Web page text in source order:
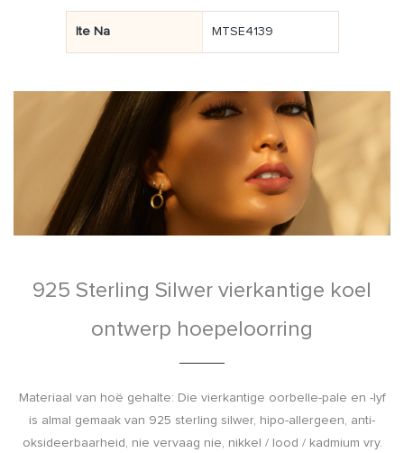
Ite Na MTSE4139
925 Sterling Silwer vierkantige koel
ontwerp hoepeloorring
Materiaal van hoë gehalte: Die vierkantige oorbelle-pale en -lyf
is almal gemaak van 925 sterling silwer, hipo-allergeen, anti-
oksideerbaarheid, nie vervaag nie, nikkel / lood / kadmium vry.